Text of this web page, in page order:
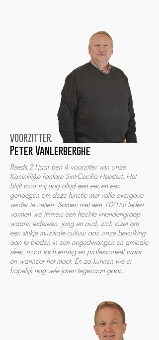
voorzitter.
Peter Vanlerberghe
Reeds 21jaar ben ik voorzitter van onze
Koninklijke Fanfare Sint-Cecilia Heestert. Het
blijft voor mij nog altijd een eer en een
genoegen om deze functie met volle overgave
verder te zetten. Samen met een 100-tal leden
vormen we immers een hechte vriendengroep
waarin iedereen, jong en oud, zich inzet om
een stukje muzikale cultuur aan onze bevolking
aan te bieden in een ongedwongen en amicale
sfeer, maar toch ernstig en professioneel waar
en wanneer het moet. En zo kunnen we er
hopelijk nog vele jaren tegenaan gaan.